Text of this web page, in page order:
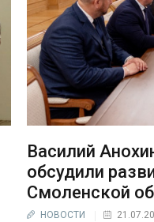
Василий
обсудили
Смоленской
НОВОСТИ